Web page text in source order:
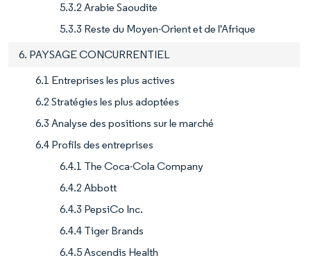
5.3.2 Arabie Saoudite
5.3.3 Reste du Moyen-Orient et de l'Afrique
6. PAYSAGE CONCURRENTIEL
6.1 Entreprises les plus actives
6.2 Stratégies les plus adoptées
6.3 Analyse des positions sur le marché
6.4 Profils des entreprises
6.4.1 The Coca-Cola Company
6.4.2 Abbott
6.4.3 PepsiCo Inc.
6.4.4 Tiger Brands
6.4.5 Ascendis Health